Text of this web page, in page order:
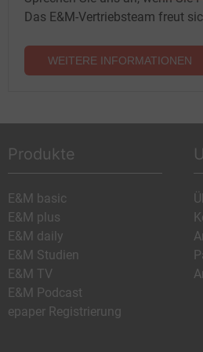
Das E&M-Vertriebsteam freut
WEITERE INFORMATIONEN
Produkte
E&M basic
E&M plus
E&M daily
E&M Studien
E&M TV
E&M Podcast
epaper Registrierung